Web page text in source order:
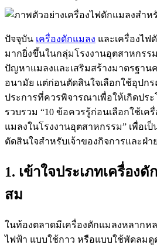
ปัจจุบัน เครื่องดักแมลง และเครื่องไฟ
มากยิ่งขึ้นในกลุ่มโรงงานอุตสาหกรร
ปัญหาแมลงและเสริมสร้างมาตรฐา
อนามัย แต่ก่อนตัดสินใจเลือกใช้อุปก
ประการที่ควรพิจารณาเพื่อให้เกิดปร
รวบรวม “10 ข้อควรรู้ก่อนเลือกใช้เค
แมลงในโรงงานอุตสาหกรรม” เพื่อเ
ตัดสินใจสำหรับเจ้าของกิจการและฝ่
1. เข้าใจประเภทเครื่อง
สม
ในท้องตลาดมีเครื่องดักแมลงหลากห
ไฟฟ้า แบบใช้กาว หรือแบบใช้พัดลมดู